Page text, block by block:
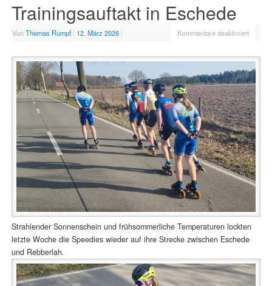
Trainingsauftakt in Eschede
VonThomas Rumpf | 12. März 2026 | Kommentare deaktiviert
Strahlender Sonnenschein und frühsommerliche Temperaturen lockten
letzte Woche die Speedies wieder auf ihre Strecke zwischen Eschede
und Rebberlah.